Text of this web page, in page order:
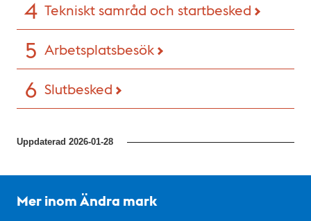
Tekniskt samråd och startbesked
Arbetsplatsbesök
Slutbesked
Uppdaterad 2026-01-28
Mer inom Ändra mark